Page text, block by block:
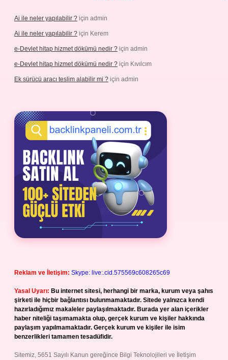
Ai ile neler yapılabilir ? için admin
Ai ile neler yapılabilir ? için Kerem
e-Devlet hitap hizmet dökümü nedir ? için admin
e-Devlet hitap hizmet dökümü nedir ? için Kıvılcım
Ek sürücü aracı teslim alabilir mi ? için admin
Reklam ve İletişim: Skype: live:.cid.575569c608265c69
Yasal Uyarı: Bu internet sitesi, herhangi bir marka, kurum veya şahıs
şirketi ile hiçbir bağlantısı bulunmamaktadır. Sitede yalnızca kendi
hazırladığımız makaleler paylaşılmaktadır. Burada yer alan içerikler
haber niteliği taşımamakta olup, gerçek kurum ve kişiler hakkında
paylaşım yapılmamaktadır. Gerçek kurum ve kişiler ile isim
benzerlikleri tamamen tesadüfidir.
Sitemiz, 5651 Sayılı Kanun gereğince Bilgi Teknolojileri ve İletişim